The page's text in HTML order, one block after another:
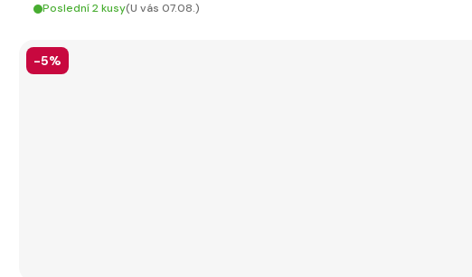
Poslední 2 kusy(U vás 07.08.)
-5%